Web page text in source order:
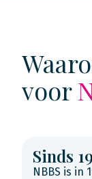
voor
Sinds
NBBS is in